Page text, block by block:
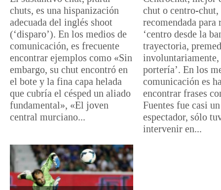
chuts, es una hispanización
adecuada del inglés shoot
(‘disparo’). En los medios de
comunicación, es frecuente
encontrar ejemplos como «Sin
embargo, su chut encontró en
el bote y la fina capa helada
que cubría el césped un aliado
fundamental», «El joven
central murciano...
chut o centro-
recomendada para
‘centro desde la
trayectoria,
involuntariamente,
portería’. En los
comunicación es
encontrar frases
Fuentes fue casi un
espectador, sólo
intervenir en...